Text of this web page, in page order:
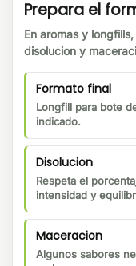
Prepara el
En aromas y
disolucion y
Formato final
Longfill para bote
indicado.
Disolucion
Respeta el
intensidad y
Maceracion
Algunos sabores